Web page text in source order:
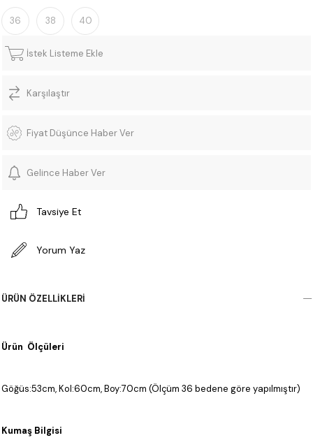
36 38 40
İstek Listeme Ekle
Karşılaştır
Fiyat Düşünce Haber Ver
Gelince Haber Ver
Tavsiye Et
Yorum Yaz
ÜRÜN ÖZELLIKLERI
Ürün Ölçüleri
Göğüs:53cm, Kol:60cm, Boy:70cm (Ölçüm 36 bedene göre yapılmıştır)
Kumaş Bilgisi